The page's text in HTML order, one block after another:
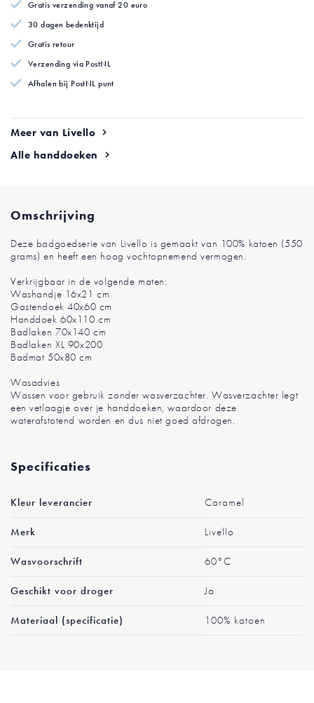
afbeeldingen-
gallerij
Gratis verzending vanaf 20 euro
30 dagen bedenktijd
Gratis retour
Verzending via PostNL
Afhalen bij PostNL punt
Meer van Livello
Alle handdoeken
Omschrijving
Deze badgoedserie van Livello is gemaakt van 100% katoen (550
grams) en heeft een hoog vochtopnemend vermogen.
Verkrijgbaar in de volgende maten:
Washandje 16x21 cm
Gastendoek 40x60 cm
Handdoek 60x110 cm
Badlaken 70x140 cm
Badlaken XL 90x200
Badmat 50x80 cm
Wasadvies
Wassen voor gebruik zonder wasverzachter. Wasverzachter legt
een vetlaagje over je handdoeken, waardoor deze
waterafstotend worden en dus niet goed afdrogen.
Specificaties
Meer
informatie
Kleur leverancier Caramel
Merk Livello
Wasvoorschrift 60°C
Geschikt voor droger Ja
Materiaal (specificatie) 100% katoen